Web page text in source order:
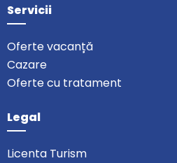
Servicii
Oferte vacanță
Cazare
Oferte cu tratament
Legal
Licenta Turism